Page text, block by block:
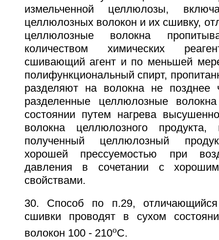
измельченной целлюлозы,
целлюлозных волокон и их сшивку,
целлюлозные волокна
количеством химических
сшивающий агент и по меньшей
полифункциональный спирт,
разделяют на волокна не
разделенные целлюлозные
состоянии путем нагрева
волокна целлюлозного продукта,
полученный целлюлозный
хорошей прессуемостью при
давления в сочетании с
свойствами.
30. Способ по п.29,
сшивки проводят в сухом
волокон 100 - 210oC.